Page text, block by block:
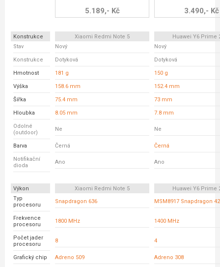
5.189,- Kč 3.490,- Kč
Konstrukce Xiaomi Redmi Note 5
Huawei Y6 Prime
Stav
Nový Nový
Konstrukce Dotyková Dotyková
Hmotnost 181 g 150 g
Výška 158.6 mm 152.4 mm
Šířka 75.4 mm 73 mm
Hloubka 8.05 mm 7.8 mm
Odolné
(outdoor)
Ne Ne
Barva Černá Černá
Notifikační
dioda
Ano Ano
Výkon Xiaomi Redmi Note 5
Huawei Y6 Prime
Typ
procesoru
Snapdragon 636 MSM8917 Snapdragon
Frekvence
procesoru
1800 MHz 1400 MHz
Počet jader
procesoru
8 4
Grafický chip Adreno 509 Adreno 308